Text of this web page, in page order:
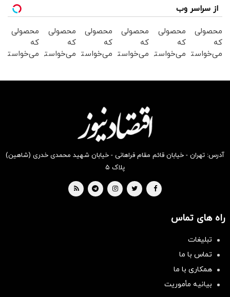
از سراسر وب
محصولی
که
می‌خواستی
محصولی
که
می‌خواستی
محصولی
که
می‌خواستی
بخر !
محصولی
که
می‌خواستی
بخر !
محصولی
که
می‌خواستی
محصولی
که
می‌خواستی
آدرس: تهران - خیابان قائم مقام فراهانی - خیابان شهید محمدی خدری (شاهین)
پلاک ۵
راه های تماس
تبلیغات
تماس با ما
همکاری با ما
بیانیه مأموریت